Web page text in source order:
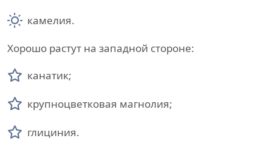
камелия.
Хорошо растут на западной стороне:
канатик;
крупноцветковая магнолия;
глициния.